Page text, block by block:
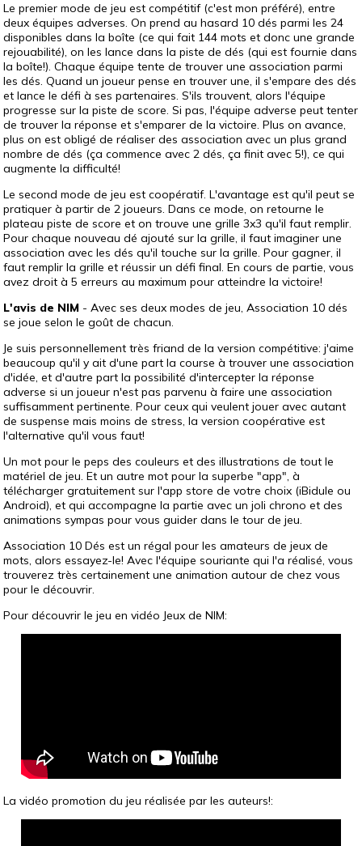
Le premier mode de jeu est compétitif (c'est mon préféré), entre
deux équipes adverses. On prend au hasard 10 dés parmi les 24
disponibles dans la boîte (ce qui fait 144 mots et donc une grande
rejouabilité), on les lance dans la piste de dés (qui est fournie dans
la boîte!). Chaque équipe tente de trouver une association parmi
les dés. Quand un joueur pense en trouver une, il s'empare des dés
et lance le défi à ses partenaires. S'ils trouvent, alors l'équipe
progresse sur la piste de score. Si pas, l'équipe adverse peut tenter
de trouver la réponse et s'emparer de la victoire. Plus on avance,
plus on est obligé de réaliser des association avec un plus grand
nombre de dés (ça commence avec 2 dés, ça finit avec 5!), ce qui
augmente la difficulté!
Le second mode de jeu est coopératif. L'avantage est qu'il peut se
pratiquer à partir de 2 joueurs. Dans ce mode, on retourne le
plateau piste de score et on trouve une grille 3x3 qu'il faut remplir.
Pour chaque nouveau dé ajouté sur la grille, il faut imaginer une
association avec les dés qu'il touche sur la grille. Pour gagner, il
faut remplir la grille et réussir un défi final. En cours de partie, vous
avez droit à 5 erreurs au maximum pour atteindre la victoire!
L'avis de NIM - Avec ses deux modes de jeu, Association 10 dés
se joue selon le goût de chacun.
Je suis personnellement très friand de la version compétitive: j'aime
beaucoup qu'il y ait d'une part la course à trouver une association
d'idée, et d'autre part la possibilité d'intercepter la réponse
adverse si un joueur n'est pas parvenu à faire une association
suffisamment pertinente. Pour ceux qui veulent jouer avec autant
de suspense mais moins de stress, la version coopérative est
l'alternative qu'il vous faut!
Un mot pour le peps des couleurs et des illustrations de tout le
matériel de jeu. Et un autre mot pour la superbe "app", à
télécharger gratuitement sur l'app store de votre choix (iBidule ou
Android), et qui accompagne la partie avec un joli chrono et des
animations sympas pour vous guider dans le tour de jeu.
Association 10 Dés est un régal pour les amateurs de jeux de
mots, alors essayez-le! Avec l'équipe souriante qui l'a réalisé, vous
trouverez très certainement une animation autour de chez vous
pour le découvrir.
Pour découvrir le jeu en vidéo Jeux de NIM:
La vidéo promotion du jeu réalisée par les auteurs!: